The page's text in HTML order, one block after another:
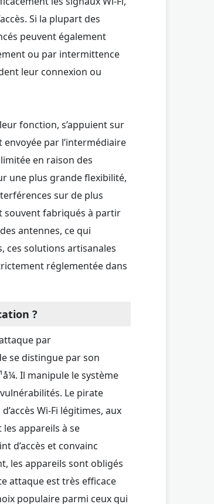
Si la plupart des
peuvent également
ou par intermittence
leur connexion ou
fonction, s’appuient sur
par l’intermédiaire
en raison des
une plus grande flexibilité,
sur de plus
souvent fabriqués à partir
antennes, ce qui
ces solutions artisanales
réglementée dans
?
par
se distingue par son
Il manipule le système
Le pirate
Wi-Fi légitimes, aux
appareils à se
d’accès et convainc
les appareils sont obligés
attaque est très efficace
populaire parmi ceux qui